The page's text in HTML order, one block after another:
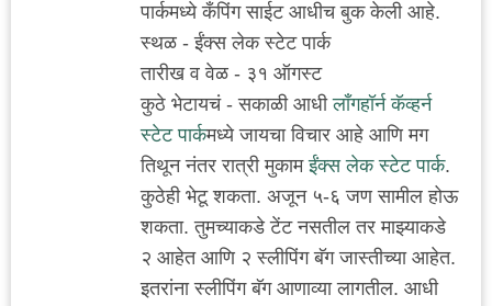
पार्कमध्ये कँपिंग साईट आधीच बुक केली आहे.
स्थळ - ईंक्स लेक स्टेट पार्क
तारीख व वेळ - ३१ ऑगस्ट
कुठे भेटायचं - सकाळी आधीलाँगहॉर्न कॅव्हर्न
स्टेट पार्कमध्ये जायचा विचार आहे आणि मग
तिथून नंतर रात्री मुकामईंक्स लेक स्टेट पार्क.
कुठेही भेटू शकता. अजून ५-६ जण सामील होऊ
शकता. तुमच्याकडे टेंट नसतील तर माझ्याकडे
२ आहेत आणि २ स्लीपिंग बॅग जास्तीच्या आहेत.
इतरांना स्लीपिंग बॅग आणाव्या लागतील. आधी